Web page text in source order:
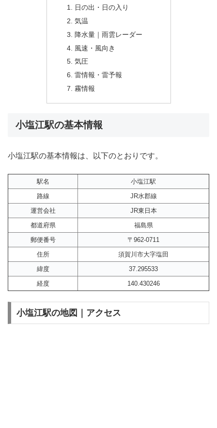
日の出・日の入り
気温
降水量｜雨雲レーダー
風速・風向き
気圧
雷情報・雷予報
霧情報
小塩江駅の基本情報
小塩江駅の基本情報は、以下のとおりです。
駅名
小塩江駅
路線
JR水郡線
運営会社
JR東日本
都道府県
福島県
郵便番号
〒962-0711
住所
須賀川市大字塩田
緯度
37.295533
経度
140.430246
小塩江駅の地図｜アクセス